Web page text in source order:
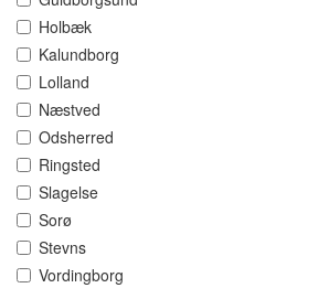
Holbæk
Kalundborg
Lolland
Næstved
Odsherred
Ringsted
Slagelse
Sorø
Stevns
Vordingborg